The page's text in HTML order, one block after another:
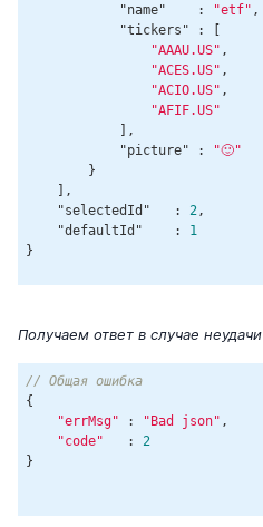
"name"
    :
"etf" ,
"tickers" : [
"AAAU.US" ,
"ACES.US" ,
"ACIO.US" ,
"AFIF.US"
            ],
"picture" :
"🙂"
        }
    ],
"selectedId"
   :
2 ,
"defaultId"
    :
1
Получаем ответ в случае неудачи
// Общая ошибка
{
"errMsg" : "Bad json" ,
"code"
   :
2
}